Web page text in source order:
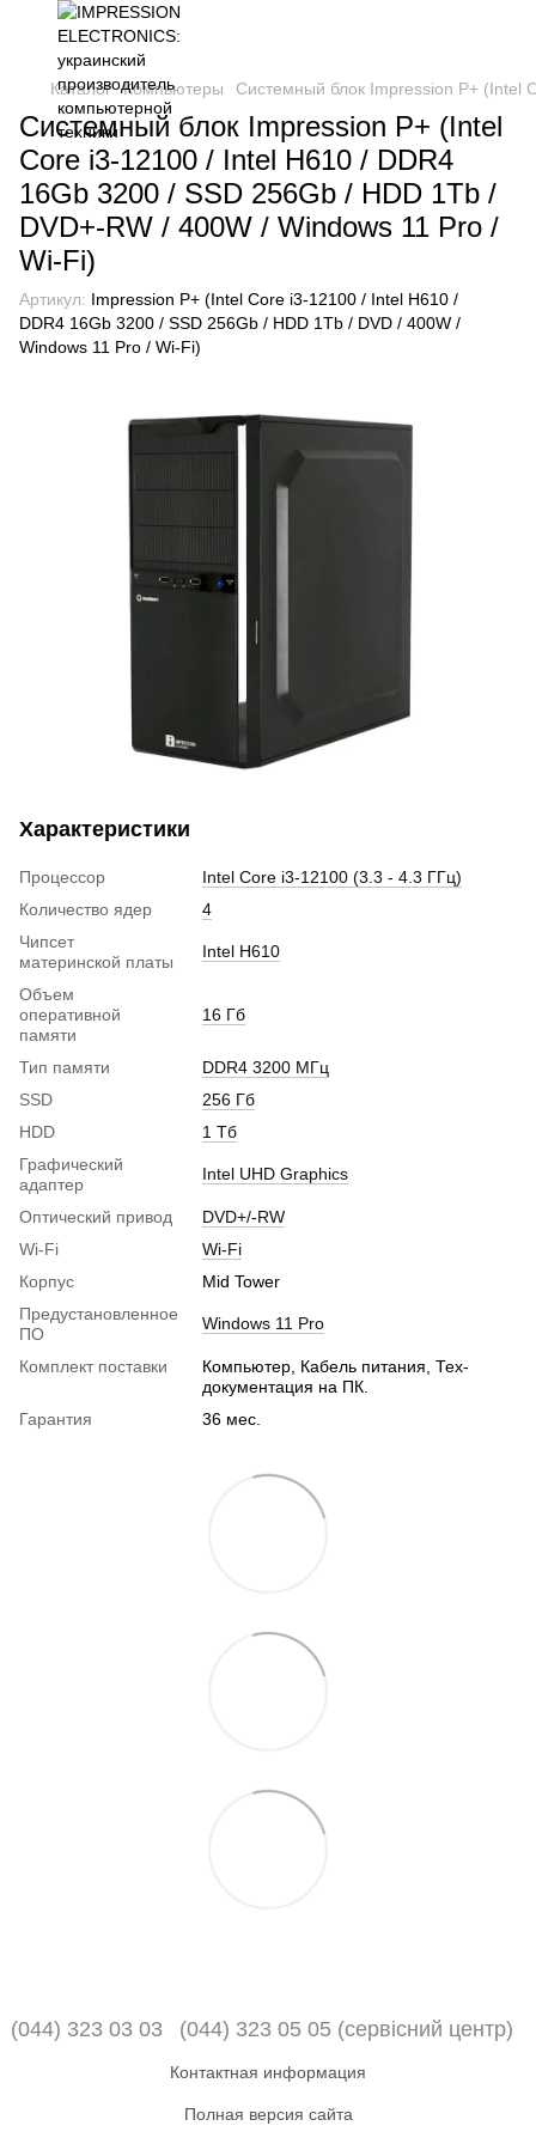
Каталог Компьютеры Системный блок Impression P+ (Intel
Системный блок Impression P+ (Intel
Core i3-12100 / Intel H610 / DDR4
16Gb 3200 / SSD 256Gb / HDD 1Tb /
DVD+-RW / 400W / Windows 11 Pro /
Wi-Fi)
Артикул: Impression P+ (Intel Core i3-12100 / Intel H610 /
DDR4 16Gb 3200 / SSD 256Gb / HDD 1Tb / DVD / 400W /
Windows 11 Pro / Wi-Fi)
Характеристики
Процессор
Intel Core i3-12100 (3.3 - 4.3 ГГц)
Количество ядер
4
Чипсет
материнской платы
Intel H610
Объем
оперативной
памяти
16 Гб
Тип памяти
DDR4 3200 МГц
SSD
256 Гб
HDD
1 Тб
Графический
адаптер
Intel UHD Graphics
Оптический привод
DVD+/-RW
Wi-Fi
Wi-Fi
Корпус
Mid Tower
Предустановленное
ПО
Windows 11 Pro
Комплект поставки
Компьютер, Кабель питания, Тех-
документация на ПК.
Гарантия
36 мес.
(044) 323 03 03 (044) 323 05 05 (сервісний центр)
Контактная информация
Полная версия сайта